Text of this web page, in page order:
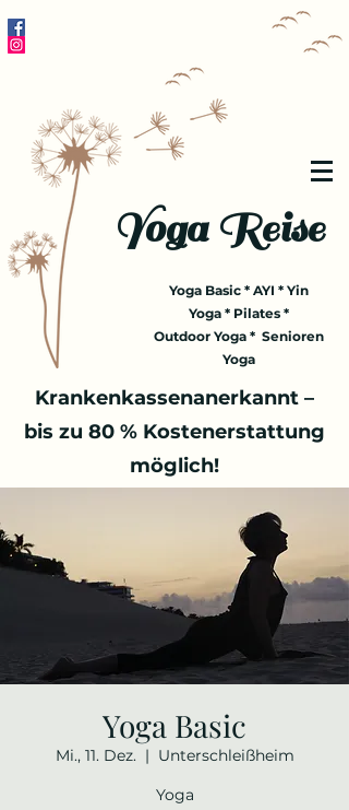
Yoga Reise
Yoga Basic * AYI * Yin
Yoga * Pilates *
Outdoor Yoga * Senioren
Yoga
Krankenkassenanerkannt –
bis zu 80 % Kostenerstattung
möglich!
Yoga Basic
Mi., 11. Dez.
  |
Unterschleißheim
Yoga